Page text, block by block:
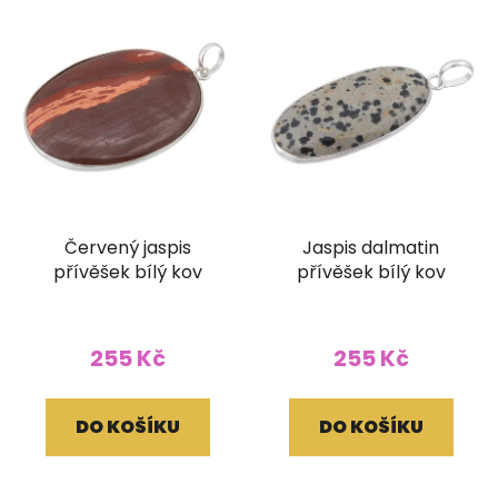
Červený jaspis
přívěšek bílý kov
255 Kč
DO KOŠÍKU
Jaspis dalmatin
přívěšek bílý kov
255 Kč
DO KOŠÍKU